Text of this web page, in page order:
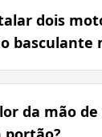
dois
basculante
da mão